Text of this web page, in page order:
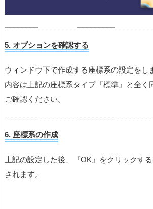
5. オプションを確認する
ウィンドウ下で作成する座標系の設定をし
内容は上記の座標系タイプ『標準』と全く
ご確認ください。
6. 座標系の作成
上記の設定した後、『OK』をクリックす
されます。